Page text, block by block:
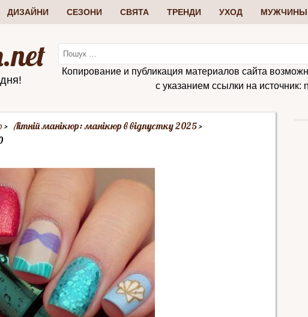
ДИЗАЙНИ СЕЗОНИ СВЯТА ТРЕНДИ УХОД МУЖЧИНЫ
Копирование и публикация материалов сайта
с указанием ссылки на источник:
Літній манікюр: манікюр в відпустку 2025